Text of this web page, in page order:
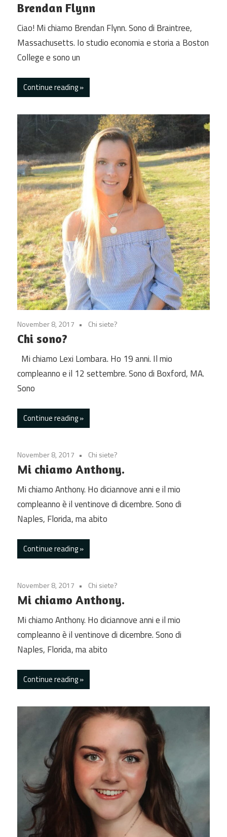
Brendan Flynn
Ciao! Mi chiamo Brendan Flynn. Sono di Braintree,
Massachusetts. Io studio economia e storia a Boston
College e sono un
Continue reading
November 8, 2017 Chi siete?
Chi sono?
Mi chiamo Lexi Lombara. Ho 19 anni. Il mio
compleanno e il 12 settembre. Sono di Boxford, MA.
Sono
Continue reading
November 8, 2017 Chi siete?
Mi chiamo Anthony.
Mi chiamo Anthony. Ho diciannove anni e il mio
compleanno è il ventinove di dicembre. Sono di
Naples, Florida, ma abito
Continue reading
November 8, 2017 Chi siete?
Mi chiamo Anthony.
Mi chiamo Anthony. Ho diciannove anni e il mio
compleanno è il ventinove di dicembre. Sono di
Naples, Florida, ma abito
Continue reading